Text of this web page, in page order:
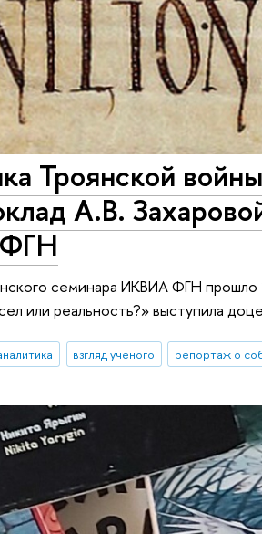
Троянской
А.В.
семинара ИКВИА ФГН
или реальность?» выступила
взгляд ученого репортаж о